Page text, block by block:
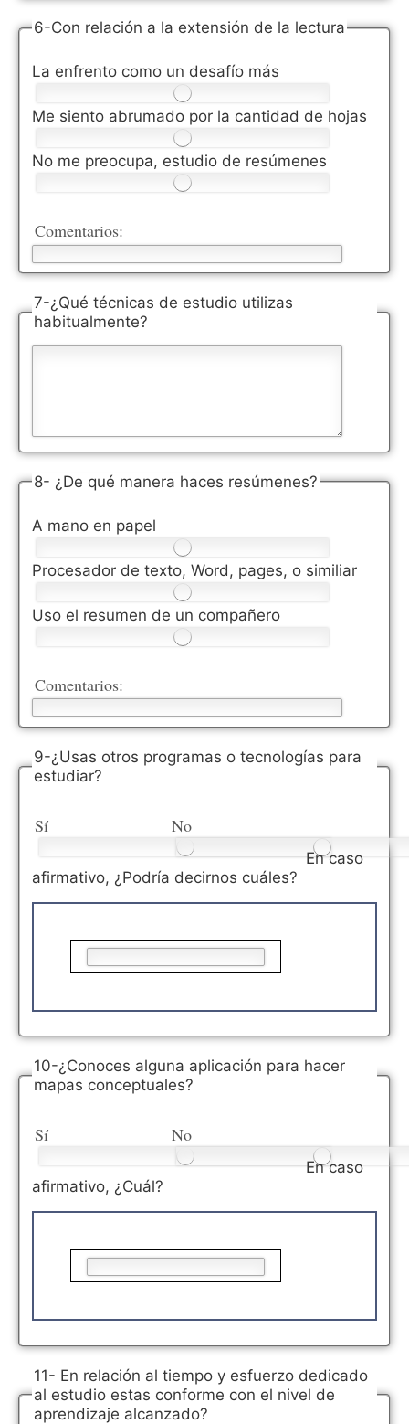
6-Con relación a la extensión de la lectura
La enfrento como un desafío más
Me siento abrumado por la cantidad de hojas
No me preocupa, estudio de resúmenes
Comentarios:
7-¿Qué técnicas de estudio utilizas
habitualmente?
8- ¿De qué manera haces resúmenes?
A mano en papel
Procesador de texto, Word, pages, o similiar
Uso el resumen de un compañero
Comentarios:
9-¿Usas otros programas o tecnologías para
estudiar?
Sí No
En caso
afirmativo, ¿Podría decirnos cuáles?
10-¿Conoces alguna aplicación para hacer
mapas conceptuales?
Sí No
En caso
afirmativo, ¿Cuál?
11- En relación al tiempo y esfuerzo dedicado
al estudio estas conforme con el nivel de
aprendizaje alcanzado?